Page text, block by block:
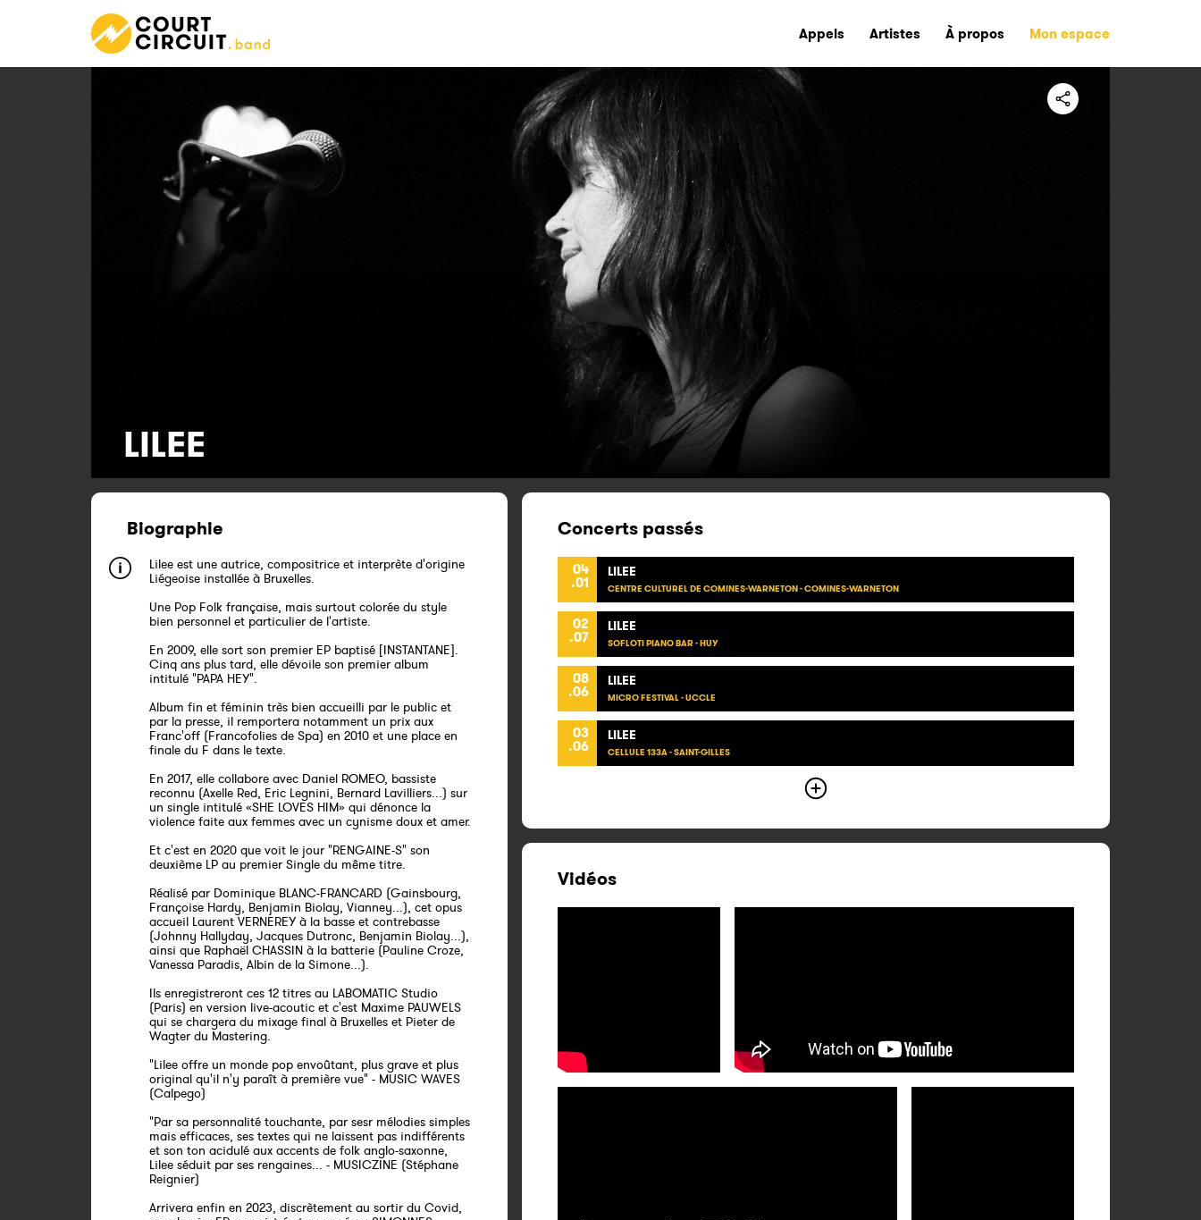
Appels Artistes À propos Mon espace
LILEE
Biographie
Lilee est une autrice, compositrice et interprète d'origine
Liégeoise installée à Bruxelles.
Une Pop Folk française, mais surtout colorée du style
bien personnel et particulier de l'artiste.
En 2009, elle sort son premier EP baptisé [INSTANTANE].
Cinq ans plus tard, elle dévoile son premier album
intitulé "PAPA HEY".
Album fin et féminin très bien accueilli par le public et
par la presse, il remportera notamment un prix aux
Franc'off (Francofolies de Spa) en 2010 et une place en
finale du F dans le texte.
En 2017, elle collabore avec Daniel ROMEO, bassiste
reconnu (Axelle Red, Eric Legnini, Bernard Lavilliers...) sur
un single intitulé «SHE LOVES HIM» qui dénonce la
violence faite aux femmes avec un cynisme doux et amer.
Et c'est en 2020 que voit le jour "RENGAINE-S" son
deuxième LP au premier Single du même titre.
Réalisé par Dominique BLANC-FRANCARD (Gainsbourg,
Françoise Hardy, Benjamin Biolay, Vianney...), cet opus
accueil Laurent VERNEREY à la basse et contrebasse
(Johnny Hallyday, Jacques Dutronc, Benjamin Biolay...),
ainsi que Raphaël CHASSIN à la batterie (Pauline Croze,
Vanessa Paradis, Albin de la Simone...).
Ils enregistreront ces 12 titres au LABOMATIC Studio
(Paris) en version live-acoutic et c'est Maxime PAUWELS
qui se chargera du mixage final à Bruxelles et Pieter de
Wagter du Mastering.
"Lilee offre un monde pop envoûtant, plus grave et plus
original qu'il n'y paraît à première vue" - MUSIC WAVES
(Calpego)
"Par sa personnalité touchante, par sesr mélodies simples
mais efficaces, ses textes qui ne laissent pas indifférents
et son ton acidulé aux accents de folk anglo-saxonne,
Lilee séduit par ses rengaines... - MUSICZINE (Stéphane
Reignier)
Arrivera enfin en 2023, discrètement au sortir du Covid,
Concerts passés
04
.01
LILEE
CENTRE CULTUREL DE COMINES-WARNETON - COMINES-WARNETON
02
.07
LILEE
SOFLOTI PIANO BAR - HUY
08
.06
LILEE
MICRO FESTIVAL - UCCLE
03
.06
LILEE
CELLULE 133A - SAINT-GILLES
Vidéos